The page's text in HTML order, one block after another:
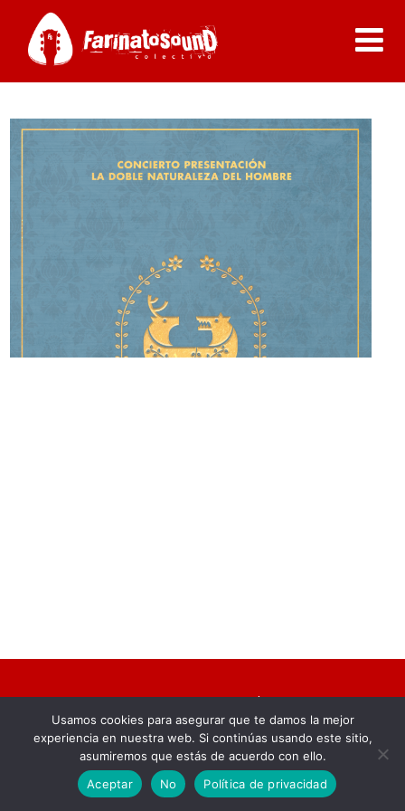
2024 FarinatoSound
Usamos cookies para asegurar que te damos la mejor
experiencia en nuestra web. Si continúas usando este sitio,
asumiremos que estás de acuerdo con ello.
Aceptar
No Política de privacidad